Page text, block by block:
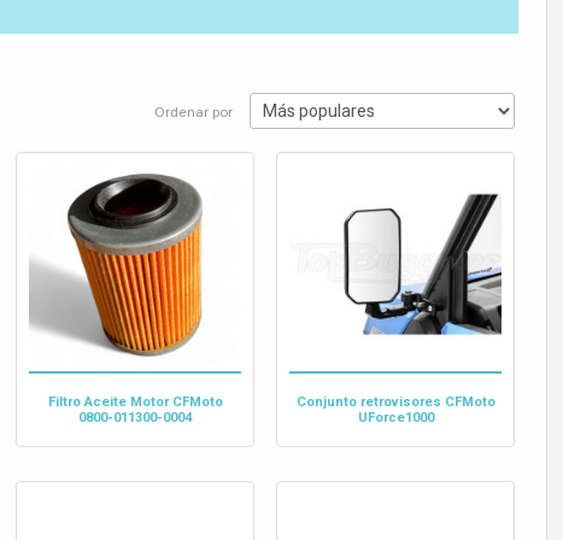
Ordenar por
Filtro Aceite Motor CFMoto
0800-011300-0004
Conjunto retrovisores CFMoto
UForce1000